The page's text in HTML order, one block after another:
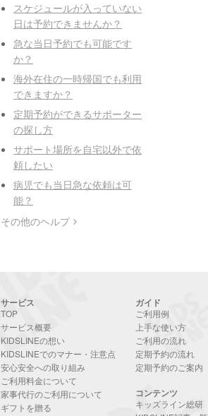
スケジュールが入っていない
日は予約できませんか？
急な当日予約でも可能です
か？
海外在住の一時帰国でも利用
できますか？
定期予約ができるサポーター
の探し方
サポート場所を自宅以外で依
頼したい
病児でも当日急な依頼は可
能？
その他のヘルプ
サービス
TOP
サービス概要
KIDSLINEの想い
KIDSLINEでのマナー・注意点
安心安全への取り組み
ご利用料金について
家事代行のご利用について
ギフトを贈る
ガイド
ご利用例
上手な使い方
ご利用の流れ
定期予約の流れ
定期予約のご案内
コンテンツ
キッズライン総研